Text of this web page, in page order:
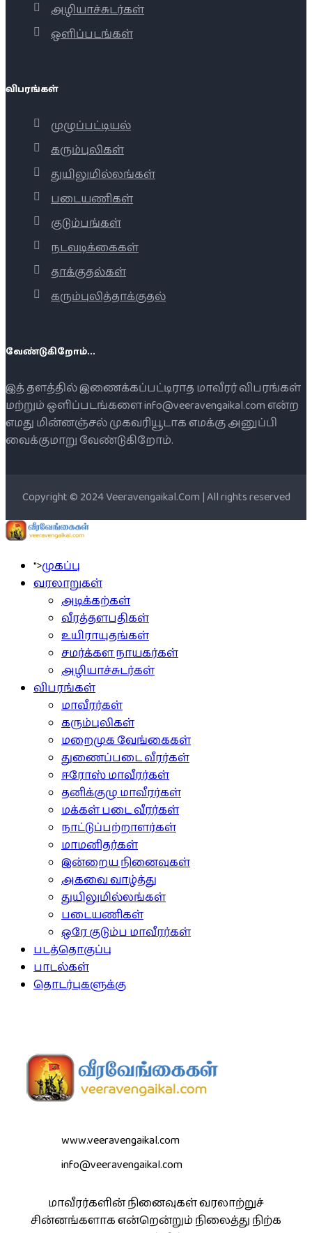
அழியாச்சுடர்கள்
ஒளிப்படங்கள்
விபரங்கள்
முழுப்பட்டியல்
கரும்புலிகள்
துயிலுமில்லங்கள்
படையணிகள்
குடும்பங்கள்
நடவடிக்கைகள்
தாக்குதல்கள்
கரும்புலித்தாக்குதல்
வேண்டுகிறோம்...
இத் தளத்தில் இணைக்கப்பட்டிராத மாவீரர் விபரங்கள்
மற்றும் ஒளிப்படங்களை info@veeravengaikal.com என்ற
எமது மின்னஞ்சல் முகவரியூடாக எமக்கு அனுப்பி
வைக்குமாறு வேண்டுகிறோம்.
Copyright © 2024 Veeravengaikal.Com | All rights reserved
">முகப்பு
வரலாறுகள்
அடிக்கற்கள்
வீரத்தளபதிகள்
உயிராயுதங்கள்
சமர்க்கள நாயகர்கள்
அழியாச்சுடர்கள்
விபரங்கள்
மாவீரர்கள்
கரும்புலிகள்
மறைமுக வேங்கைகள்
துணைப்படை வீரர்கள்
ஈரோஸ் மாவீரர்கள்
தனிக்குழு மாவீரர்கள்
மக்கள் படை வீரர்கள்
நாட்டுப்பற்றாளர்கள்
மாமனிதர்கள்
இன்றைய நினைவுகள்
அகவை வாழ்த்து
துயிலுமில்லங்கள்
படையணிகள்
ஒரே குடும்ப மாவீரர்கள்
படத்தொகுப்பு
பாடல்கள்
தொடர்புகளுக்கு
www.veeravengaikal.com
info@veeravengaikal.com
மாவீரர்களின் நினைவுகள் வரலாற்றுச்
சின்னங்களாக என்றென்றும் நிலைத்து நிற்க